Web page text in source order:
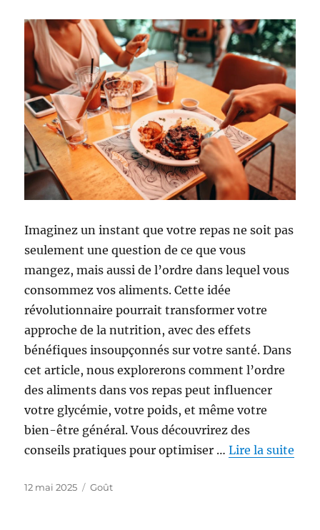
Imaginez un instant que votre repas ne soit pas
seulement une question de ce que vous
mangez, mais aussi de l’ordre dans lequel vous
consommez vos aliments. Cette idée
révolutionnaire pourrait transformer votre
approche de la nutrition, avec des effets
bénéfiques insoupçonnés sur votre santé. Dans
cet article, nous explorerons comment l’ordre
des aliments dans vos repas peut influencer
votre glycémie, votre poids, et même votre
bien-être général. Vous découvrirez des
conseils pratiques pour optimiser …Lire la suite
Publié
12 mai 2025 Catégories
Goût